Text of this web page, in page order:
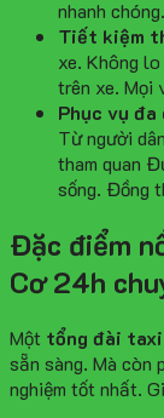
nhanh chóng.
Tiết kiệm
xe. Không
trên xe. Mọi
Phục vụ đa
Từ người
tham quan
sống. Đồng
Đặc điểm
Cơ 24h
Một tổng đài taxi
sẵn sàng. Mà còn
nghiệm tốt nhất.